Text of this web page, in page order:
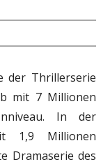
der Thrillerserie
mit 7 Millionen
In der
1,9 Millionen
Dramaserie des